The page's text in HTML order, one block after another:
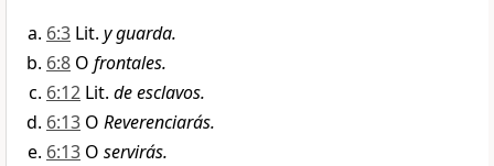
6:3 Lit. y guarda.
6:8 O frontales.
6:12 Lit. de esclavos.
6:13 O Reverenciarás.
6:13 O servirás.